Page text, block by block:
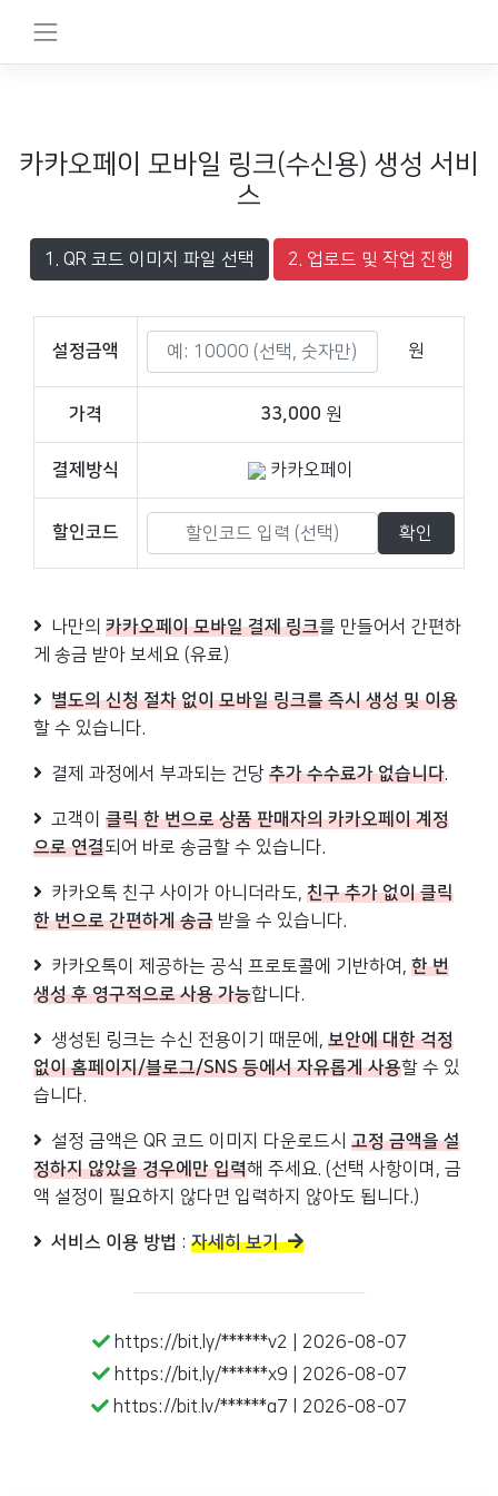
카카오페이 모바일 링크(수신용) 생성 서비
스
1. QR 코드 이미지 파일 선택
설정금액 원
가격 33,000 원
결제방식 카카오페이
할인코드
나만의 카카오페이 모바일 결제 링크를 만들어서 간편하
게 송금 받아 보세요 (유료)
별도의 신청 절차 없이 모바일 링크를 즉시 생성 및 이용
할 수 있습니다.
결제 과정에서 부과되는 건당 추가 수수료가 없습니다.
고객이 클릭 한 번으로 상품 판매자의 카카오페이 계정
으로 연결되어 바로 송금할 수 있습니다.
카카오톡 친구 사이가 아니더라도, 친구 추가 없이 클릭
한 번으로 간편하게 송금 받을 수 있습니다.
카카오톡이 제공하는 공식 프로토콜에 기반하여, 한 번
생성 후 영구적으로 사용 가능합니다.
생성된 링크는 수신 전용이기 때문에, 보안에 대한 걱정
없이 홈페이지/블로그/SNS 등에서 자유롭게 사용할 수 있
습니다.
설정 금액은 QR 코드 이미지 다운로드시 고정 금액을 설
정하지 않았을 경우에만 입력해 주세요. (선택 사항이며, 금
액 설정이 필요하지 않다면 입력하지 않아도 됩니다.)
서비스 이용 방법 : 자세히 보기
https://bit.ly/******v2 | 2026-08-07
https://bit.ly/******x9 | 2026-08-07
https://bit.ly/******g7 | 2026-08-07